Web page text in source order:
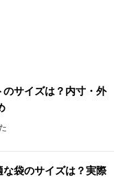
サイズは？内寸・外
な袋のサイズは？実際